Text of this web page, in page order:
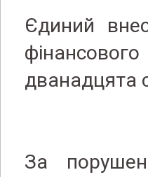
Єдиний
дванадцята
За